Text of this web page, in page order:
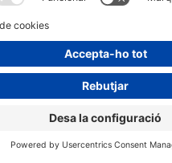
General
de Restauración
Bongiovanni
Internacional